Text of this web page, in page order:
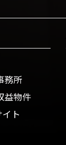
務所
益物件
ト